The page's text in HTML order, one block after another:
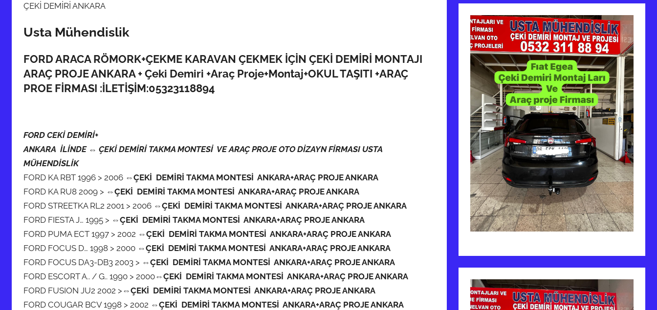
ÇEKİ DEMİRİ ANKARA
Usta Mühendislik
FORD ARACA RÖMORK+ÇEKME KARAVAN ÇEKMEK İÇİN ÇEKİ DEMİRİ MONTAJI
ARAÇ PROJE ANKARA + Çeki Demiri +Araç Proje+Montaj+OKUL TAŞITI +ARAÇ
PROE FİRMASI :İLETİŞİM:05323118894
FORD CEKİ DEMİRİ+
ANKARA İLİNDE ⇔ ÇEKİ DEMİRİ TAKMA MONTESİ VE ARAÇ PROJE OTO DİZAYN FİRMASI USTA
MÜHENDİSLİK
FORD KA RBT 1996 > 2006 ⇔ÇEKİ DEMİRİ TAKMA MONTESİ ANKARA+ARAÇ PROJE ANKARA
FORD KA RU8 2009 > ⇔ÇEKİ DEMİRİ TAKMA MONTESİ ANKARA+ARAÇ PROJE ANKARA
FORD STREETKA RL2 2001 > 2006 ⇔ÇEKİ DEMİRİ TAKMA MONTESİ ANKARA+ARAÇ PROJE ANKARA
FORD FIESTA J… 1995 > ⇔ÇEKİ DEMİRİ TAKMA MONTESİ ANKARA+ARAÇ PROJE ANKARA
FORD PUMA ECT 1997 > 2002 ⇔ÇEKİ DEMİRİ TAKMA MONTESİ ANKARA+ARAÇ PROJE ANKARA
FORD FOCUS D… 1998 > 2000 ⇔ÇEKİ DEMİRİ TAKMA MONTESİ ANKARA+ARAÇ PROJE ANKARA
FORD FOCUS DA3-DB3 2003 > ⇔ÇEKİ DEMİRİ TAKMA MONTESİ ANKARA+ARAÇ PROJE ANKARA
FORD ESCORT A.. / G.. 1990 > 2000⇔ÇEKİ DEMİRİ TAKMA MONTESİ ANKARA+ARAÇ PROJE ANKARA
FORD FUSION JU2 2002 > ⇔ÇEKİ DEMİRİ TAKMA MONTESİ ANKARA+ARAÇ PROJE ANKARA
FORD COUGAR BCV 1998 > 2002 ⇔ÇEKİ DEMİRİ TAKMA MONTESİ ANKARA+ARAÇ PROJE ANKARA